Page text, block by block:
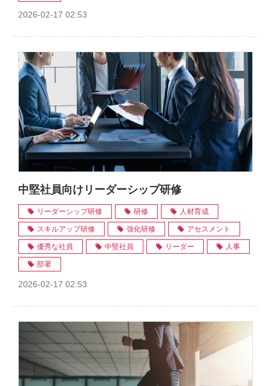
2026-02-17 02:53
中堅社員向けリーダーシップ研修
リーダーシップ研修 研修 人材育成
スキルアップ研修 強化研修 アセスメント
優秀な社員 中堅社員 リーダー 人事
部署
2026-02-17 02:53